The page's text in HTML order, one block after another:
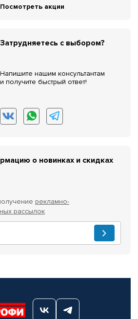
Посмотреть акции
Затрудняетесь с выбором?
Напишите нашим консультантам
и получите быстрый ответ!
о новинках и скидках
рекламно-
рассылок